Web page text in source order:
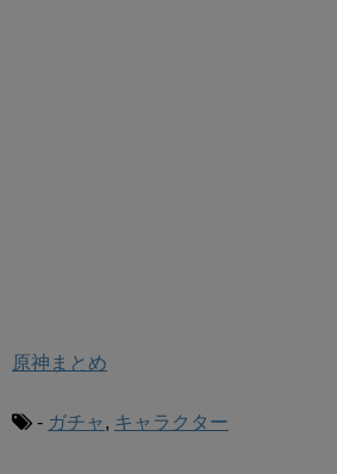
原神まとめ
- ガチャ , キャラクター